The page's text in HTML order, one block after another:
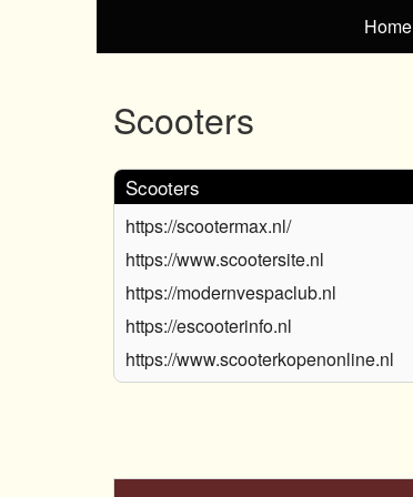
Home
Scooters
Scooters
https://scootermax.nl/
https://www.scootersite.nl
https://modernvespaclub.nl
https://escooterinfo.nl
https://www.scooterkopenonline.nl